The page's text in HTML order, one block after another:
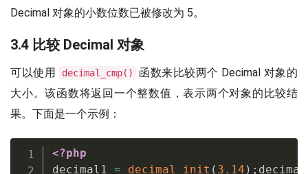
Decimal 对象的小数位数已被修改为 5。
3.4 比较 Decimal 对象
可以使用 decimal_cmp()
函数来比较两个 Decimal 对象的
大小。该函数将返回一个整数值，表示两个对象的比较结
果。下面是一个示例：
<?php
decimal1 = decimal_init ( 3.14 ) ;